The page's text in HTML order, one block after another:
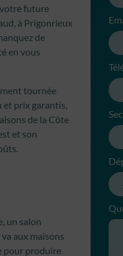
future
à Prigonrieux
de
en vous
tournée
prix garantis,
de la Côte
et son
un salon
aux maisons
pour produire